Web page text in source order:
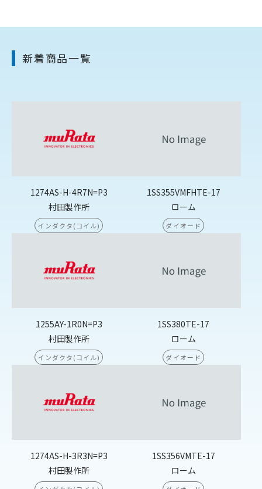
新着商品一覧
1274AS-H-4R7N=P3
村田製作所
インダクタ(コイル)
1SS355VMFHTE-17
ローム
ダイオード
1255AY-1R0N=P3
村田製作所
インダクタ(コイル)
1SS380TE-17
ローム
ダイオード
1274AS-H-3R3N=P3
村田製作所
1SS356VMTE-17
ローム